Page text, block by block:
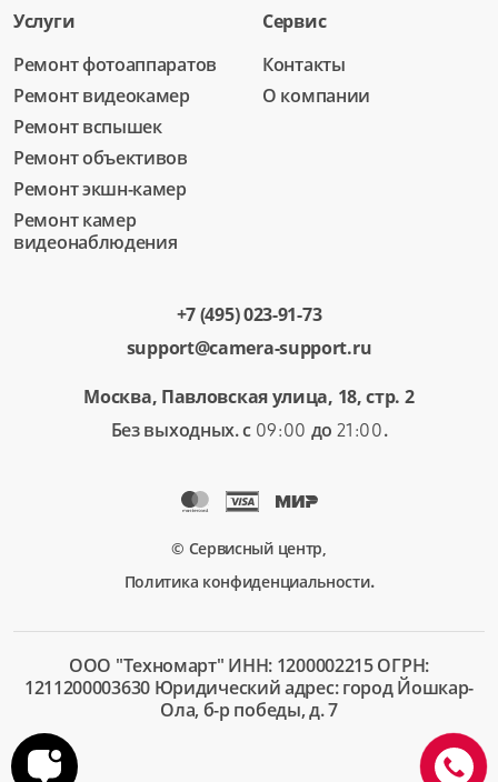
Услуги
Ремонт фотоаппаратов
Ремонт видеокамер
Ремонт вспышек
Ремонт объективов
Ремонт экшн-камер
Ремонт камер
видеонаблюдения
Сервис
Контакты
О компании
+7 (495) 023-91-73
support@camera-support.ru
Москва, Павловская улица, 18, стр. 2
Без выходных. с 09:00 до 21:00.
© Сервисный центр,
Политика конфиденциальности.
ООО "Техномарт" ИНН: 1200002215 ОГРН:
1211200003630 Юридический адрес: город Йошкар-
Ола, б-р победы, д. 7
+7 (495)
023-91-